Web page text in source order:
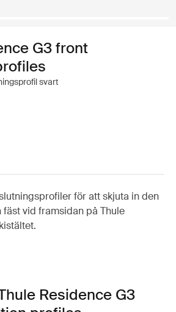
G3 front
svart
för att skjuta in den
vid framsidan på Thule
Residence G3